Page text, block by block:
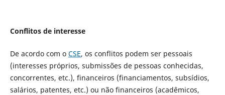
Conflitos de interesse
De acordo com o CSE, os conflitos podem ser pessoais
(interesses próprios, submissões de pessoas conhecidas,
concorrentes, etc.), financeiros (financiamentos, subsídios,
salários, patentes, etc.) ou não financeiros (acadêmicos,